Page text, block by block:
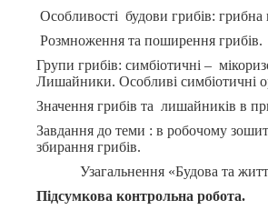
Особливості будови грибів: грибна
Розмноження та поширення грибів.
Групи грибів: симбіотичні –
Лишайники. Особливі симбіотичні
Значення грибів та лишайників в
Завдання до теми : в робочому
збирання грибів.
Узагальнення «Будова та
Підсумкова контрольна робота.